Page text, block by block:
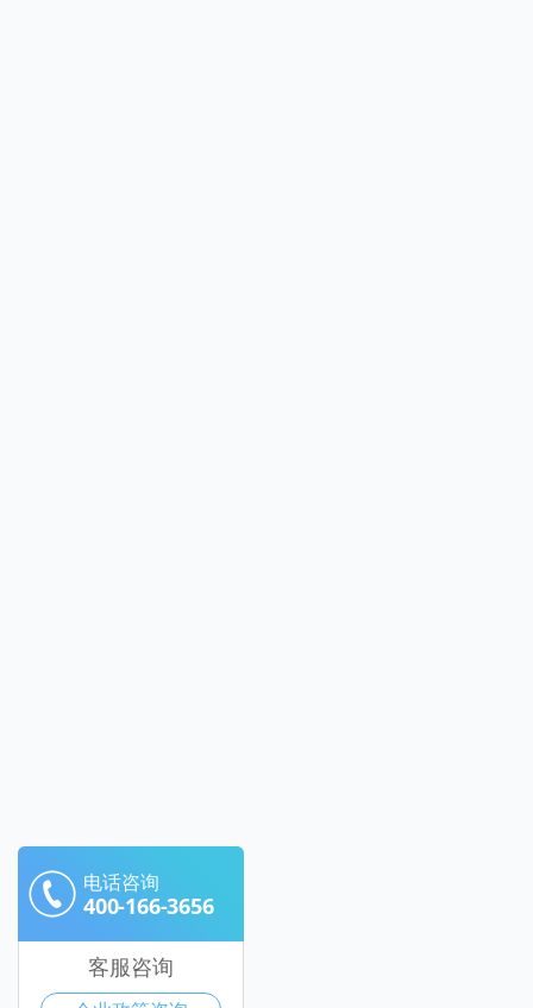
电话咨询
400-166-3656
客服咨询